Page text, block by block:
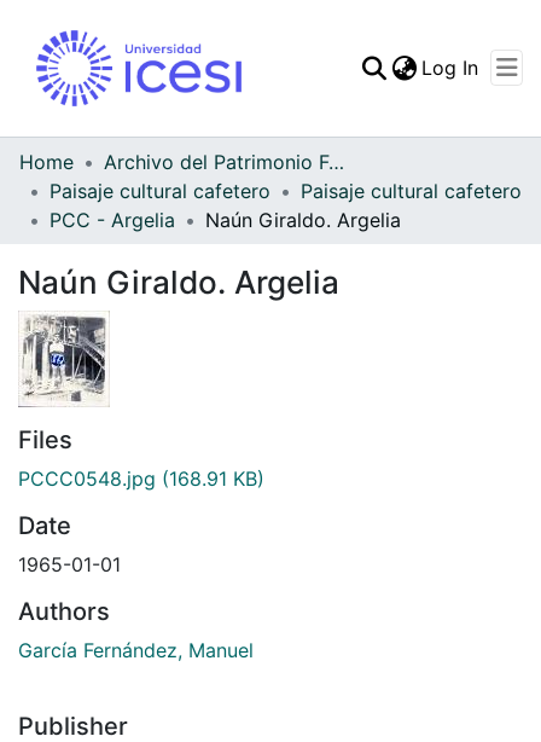
Statistics
Log In
Home
Archivo del Patrimonio Fotográfico y Fílmico del Valle del Cauca
Paisaje cultural cafetero
Paisaje cultural cafetero
PCC - Argelia
Naún Giraldo. Argelia
Naún Giraldo. Argelia
Files
PCCC0548.jpg (168.91 KB)
Date
1965-01-01
Authors
García Fernández, Manuel
Publisher